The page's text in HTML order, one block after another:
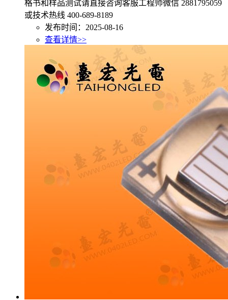
格书和样品测试请直接咨询客服工程师微信 2881795059
或技术热线 400-689-8189
发布时间：2025-08-16
查看详情>>